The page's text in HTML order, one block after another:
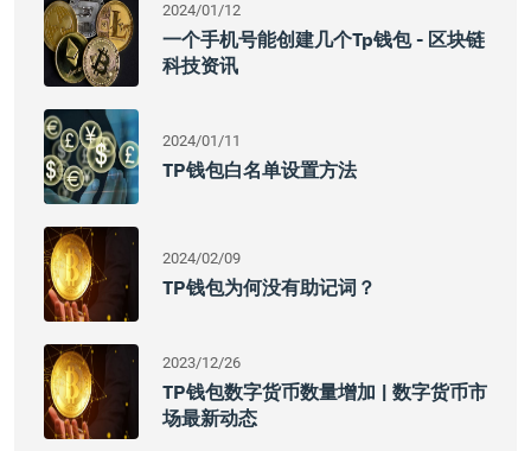
2024/01/12
一个手机号能创建几个tp钱包 - 区块链
科技资讯
2024/01/11
TP钱包白名单设置方法
2024/02/09
TP钱包为何没有助记词？
2023/12/26
TP钱包数字货币数量增加 | 数字货币市
场最新动态